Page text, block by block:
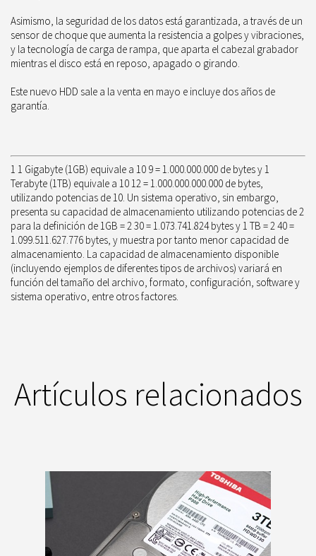
Asimismo, la seguridad de los datos está garantizada, a través de un
sensor de choque que aumenta la resistencia a golpes y vibraciones,
y la tecnología de carga de rampa, que aparta el cabezal grabador
mientras el disco está en reposo, apagado o girando.
Este nuevo HDD sale a la venta en mayo e incluye dos años de
garantía.
1 1 Gigabyte (1GB) equivale a 10 9 = 1.000.000.000 de bytes y 1
Terabyte (1TB) equivale a 10 12 = 1.000.000.000.000 de bytes,
utilizando potencias de 10. Un sistema operativo, sin embargo,
presenta su capacidad de almacenamiento utilizando potencias de 2
para la definición de 1GB = 2 30 = 1.073.741.824 bytes y 1 TB = 2 40 =
1.099.511.627.776 bytes, y muestra por tanto menor capacidad de
almacenamiento. La capacidad de almacenamiento disponible
(incluyendo ejemplos de diferentes tipos de archivos) variará en
función del tamaño del archivo, formato, configuración, software y
sistema operativo, entre otros factores.
Artículos relacionados